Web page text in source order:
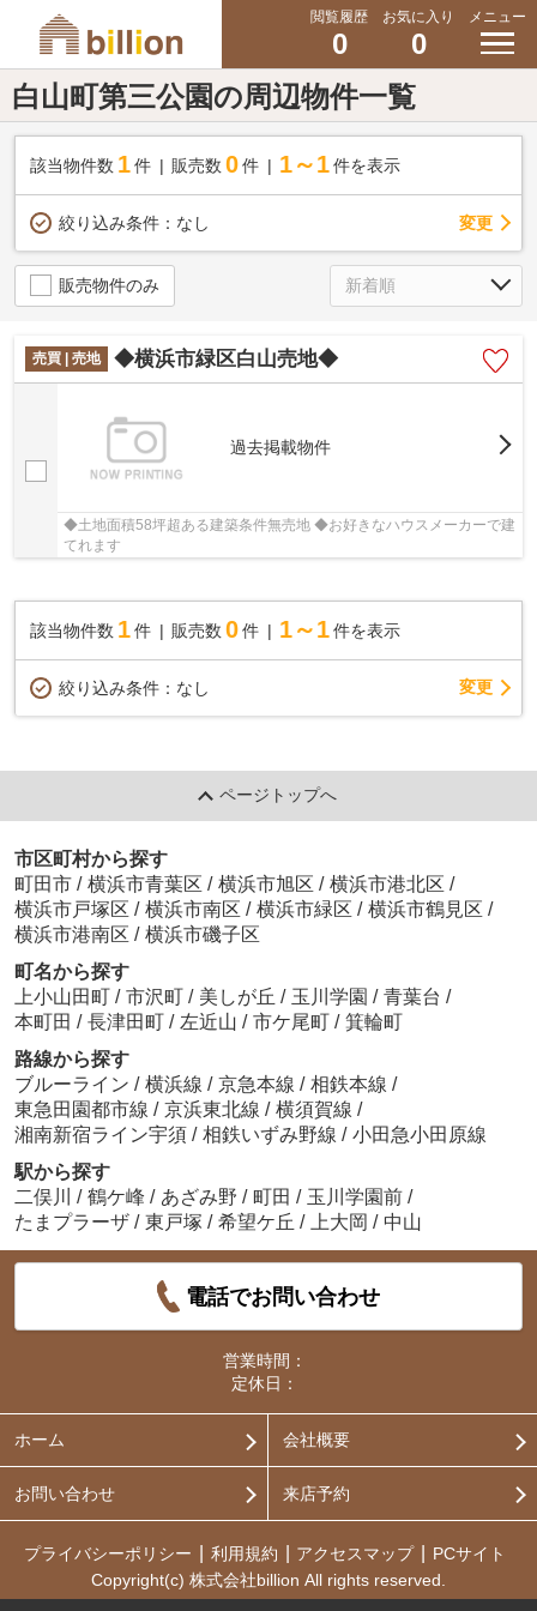
閲覧履歴
0
お気に入り
0
メニュー
白山町第三公園の周辺物件一覧
該当物件数 1件 販売数 0 件 1～1 件を表示
絞り込み条件： なし 変更
販売物件のみ
売買 | 売地 ◆横浜市緑区白山売地◆
過去掲載物件
◆土地面積58坪超ある建築条件無売地 ◆お好きなハウスメーカーで建
てれます
該当物件数 1件 販売数 0 件 1～1 件を表示
絞り込み条件： なし 変更
ページトップへ
市区町村から探す
町田市 / 横浜市青葉区 / 横浜市旭区 / 横浜市港北区 /
横浜市戸塚区 / 横浜市南区 / 横浜市緑区 / 横浜市鶴見区 /
横浜市港南区 / 横浜市磯子区
町名から探す
上小山田町 / 市沢町 / 美しが丘 / 玉川学園 / 青葉台 /
本町田 / 長津田町 / 左近山 / 市ケ尾町 / 箕輪町
路線から探す
ブルーライン / 横浜線 / 京急本線 / 相鉄本線 /
東急田園都市線 / 京浜東北線 / 横須賀線 /
湘南新宿ライン宇須 / 相鉄いずみ野線 / 小田急小田原線
駅から探す
二俣川
/ 鶴ケ峰 / あざみ野 / 町田 / 玉川学園前 /
たまプラーザ / 東戸塚 / 希望ケ丘 / 上大岡 / 中山
電話でお問い合わせ
営業時間：
定休日：
ホーム 会社概要
お問い合わせ 来店予約
プライバシーポリシー 利用規約 アクセスマップ
PCサイト
Copyright(c) 株式会社billion All rights reserved.